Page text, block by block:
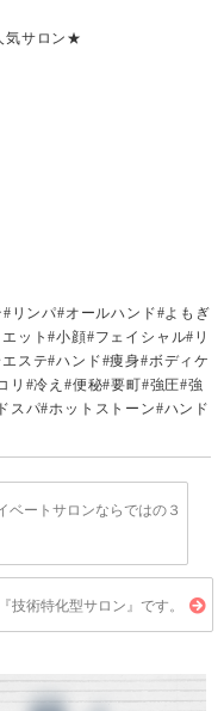
気サロン★
リンパ#オールハンド#よもぎ
ット#小顔#フェイシャル#リ
ステ#ハンド#痩身#ボディケ
リ#冷え#便秘#要町#強圧#強
スパ#ホットストーン#ハンド
ベートサロンならではの３
技術特化型サロン』です。